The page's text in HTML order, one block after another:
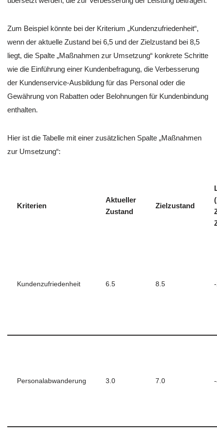
Zum Beispiel könnte bei der Kriterium „Kundenzufriedenheit“,
wenn der aktuelle Zustand bei 6,5 und der Zielzustand bei 8,5
liegt, die Spalte „Maßnahmen zur Umsetzung“ konkrete Schritte
wie die Einführung einer Kundenbefragung, die Verbesserung
der Kundenservice-Ausbildung für das Personal oder die
Gewährung von Rabatten oder Belohnungen für Kundenbindung
enthalten.
Hier ist die Tabelle mit einer zusätzlichen Spalte „Maßnahmen
zur Umsetzung“:
Kriterien
Aktueller
Zustand
Zielzustand
Kundenzufriedenheit 6.5 8.5
Personalabwanderung 3.0 7.0